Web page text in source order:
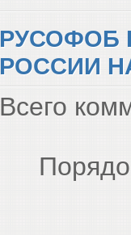
РУСОФОБ
РОССИИ
Всего